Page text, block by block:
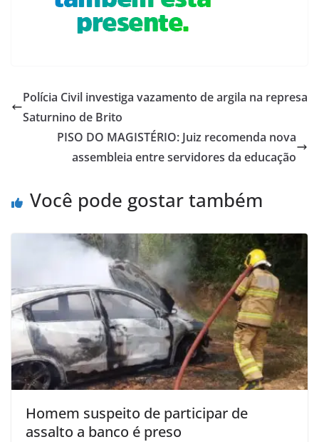
Polícia Civil investiga vazamento de argila na represa
Saturnino de Brito
PISO DO MAGISTÉRIO: Juiz recomenda nova
assembleia entre servidores da educação
Você pode gostar também
Homem suspeito de participar de
assalto a banco é preso